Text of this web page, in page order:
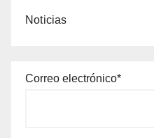
Noticias
Correo electrónico*